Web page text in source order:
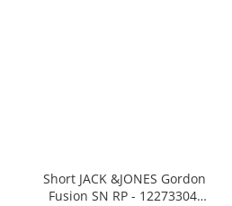
Short JACK &JONES Gordon
Fusion SN RP - 12273304-